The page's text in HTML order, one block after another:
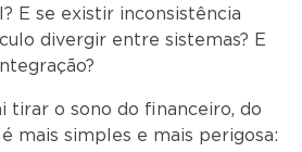
E se existir inconsistência
divergir entre sistemas? E
tirar o sono do financeiro, do
mais simples e mais perigosa: